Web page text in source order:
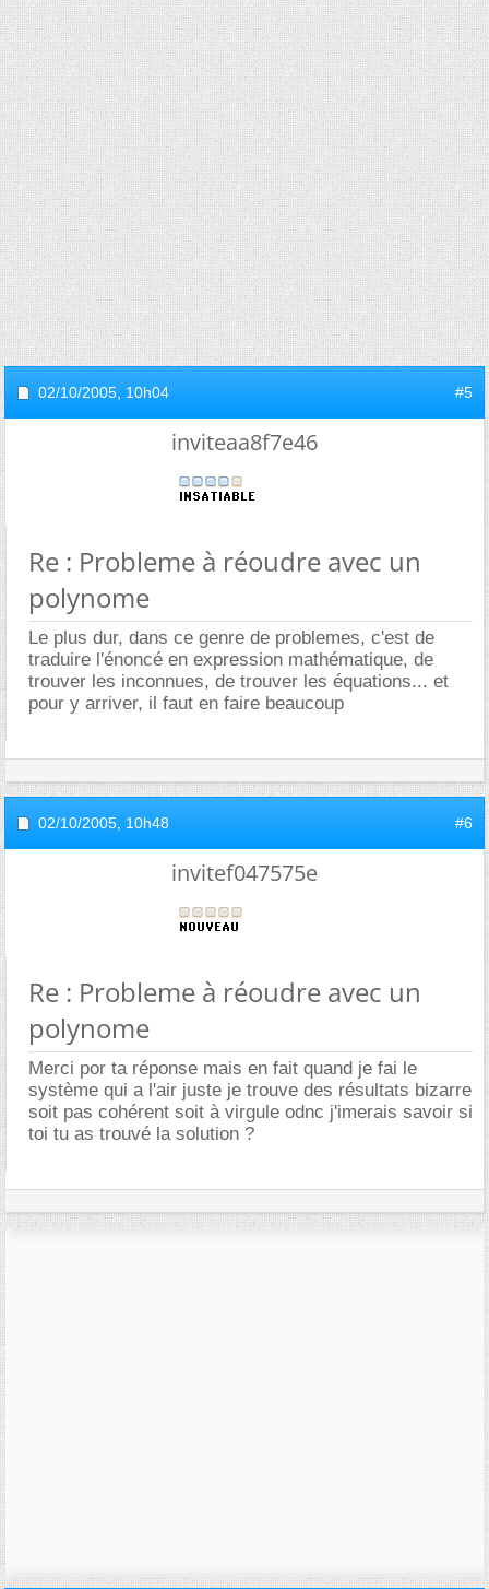
02/10/2005, 10h04 #5
inviteaa8f7e46
Re : Probleme à réoudre avec un
polynome
Le plus dur, dans ce genre de problemes, c'est de
traduire l'énoncé en expression mathématique, de
trouver les inconnues, de trouver les équations... et
pour y arriver, il faut en faire beaucoup
02/10/2005, 10h48 #6
invitef047575e
Re : Probleme à réoudre avec un
polynome
Merci por ta réponse mais en fait quand je fai le
système qui a l'air juste je trouve des résultats bizarre
soit pas cohérent soit à virgule odnc j'imerais savoir si
toi tu as trouvé la solution ?